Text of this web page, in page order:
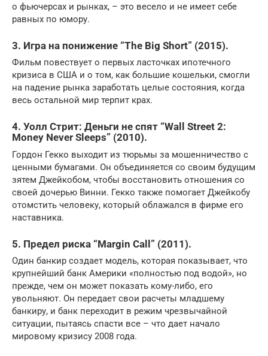
о фьючерсах и рынках, – это весело и не имеет себе
равных по юмору.
3. Игра на понижение “The Big Short” (2015).
Фильм повествует о первых ласточках ипотечного
кризиса в США и о том, как большие кошельки, смогли
на падение рынка заработать целые состояния, когда
весь остальной мир терпит крах.
4. Уолл Стрит: Деньги не спят “Wall Street 2:
Money Never Sleeps” (2010).
Гордон Гекко выходит из тюрьмы за мошенничество с
ценными бумагами. Он объединяется со своим будущим
зятем Джейкобом, чтобы восстановить отношения со
своей дочерью Винни. Гекко также помогает Джейкобу
отомстить человеку, который облажался в фирме его
наставника.
5. Предел риска “Margin Call” (2011).
Один банкир создает модель, которая показывает, что
крупнейший банк Америки «полностью под водой», но
прежде, чем он может показать кому-либо, его
увольняют. Он передает свои расчеты младшему
банкиру, и банк переходит в режим чрезвычайной
ситуации, пытаясь спасти все – что дает начало
мировому кризису 2008 года.